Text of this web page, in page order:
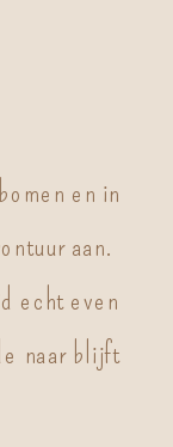
en in
aan.
echt even
naar blijft